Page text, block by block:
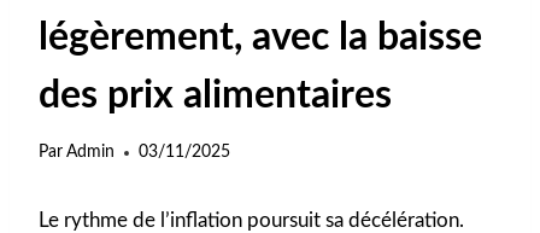
légèrement, avec la baisse
des prix alimentaires
Par Admin 03/11/2025
Le rythme de l’inflation poursuit sa décélération.